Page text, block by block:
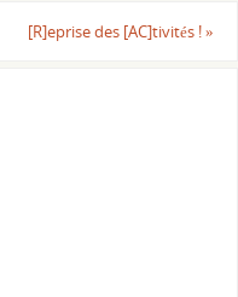
[R]eprise des [AC]tivités !»